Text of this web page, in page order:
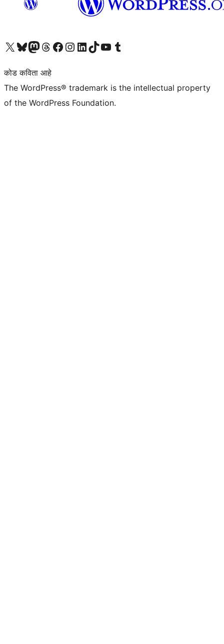
आमच्या X (एक्स) (पूर्वीचे ट्विटर) खात्याला भेट द्या आमच्या ब्लूस्की खात्याला भेट द्या.आमच्या Mastodon खात्याला भेट द्या.आमच्या थ्रेड्स खात्याला भेट द्या. आमच्या फेसबुक पेजला भेट द्या आमच्या इंस्टाग्राम खात्याला भेट द्या आमच्या लिंक्डइन खात्याला भेट द्या आमच्या टिकटॉक अकाउंटला भेट द्या.आमच्या यूट्यूब चॅनेलला भेट द्या आमच्या टंबलर खात्याला भेट द्या.
कोड कविता आहे
The WordPress® trademark is the intellectual property
of the WordPress Foundation.